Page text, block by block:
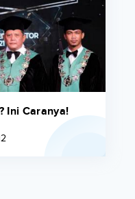
Ini Caranya!